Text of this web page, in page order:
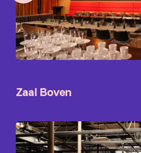
Zaal Boven